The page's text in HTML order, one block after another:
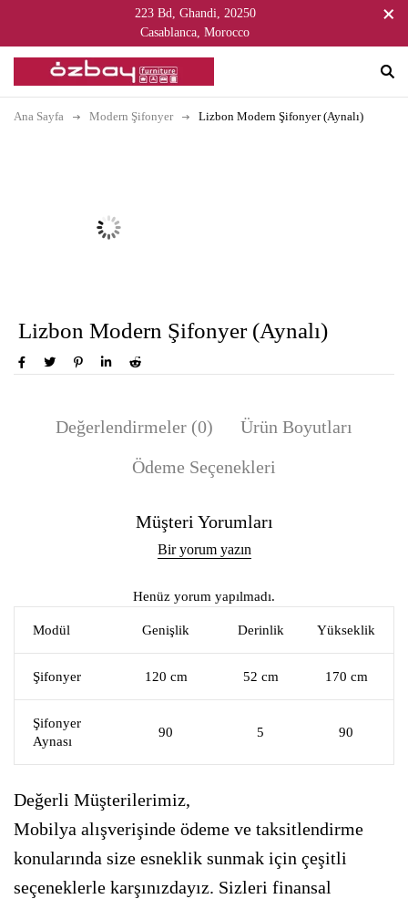
223 Bd, Ghandi, 20250
Casablanca, Morocco
Ana Sayfa Modern Şifonyer Lizbon Modern Şifonyer (Aynalı)
Lizbon Modern Şifonyer (Aynalı)
Değerlendirmeler (0)
Ürün Boyutları
Ödeme Seçenekleri
Müşteri Yorumları
Bir yorum yazın
Henüz yorum yapılmadı.
Modül Genişlik Derinlik Yükseklik
Şifonyer 120 cm 52 cm 170 cm
Şifonyer
Aynası
90 5 90
Değerli Müşterilerimiz,
Mobilya alışverişinde ödeme ve taksitlendirme
konularında size esneklik sunmak için çeşitli
seçeneklerle karşınızdayız. Sizleri finansal